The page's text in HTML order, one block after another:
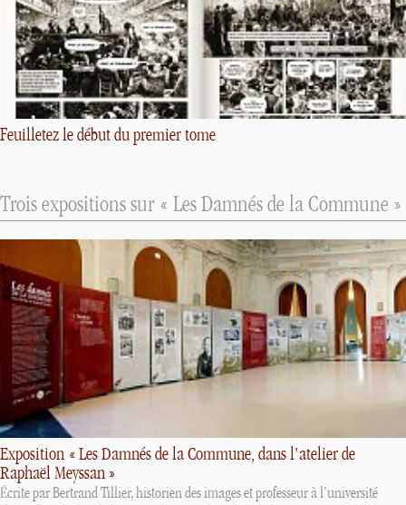
Feuilletez le début du premier tome
Trois expositions sur « Les Damnés de la Commune »
Exposition «Les Damnés de la Commune, dans l’atelier de
Raphaël Meyssan »
Écrite par Bertrand Tillier, historien des images et professeur à l’université